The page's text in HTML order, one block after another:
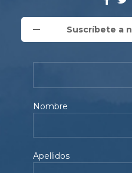
Suscríbete a
Nombre
Apellidos